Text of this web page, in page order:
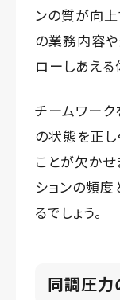
ンの質が向上
の業務内容や
ローしあえる
チームワー
の状態を正し
ことが欠かせ
ションの頻
るでしょう。
同調圧